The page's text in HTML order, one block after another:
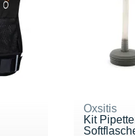
Oxsitis
Kit